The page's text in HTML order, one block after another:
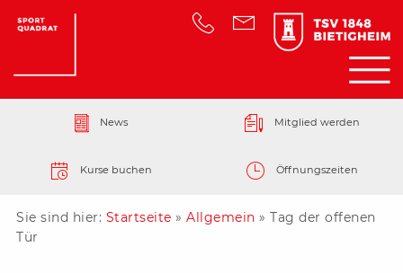
News Mitglied werden
Kurse buchen Öffnungszeiten
Sie sind hier: Startseite » Allgemein » Tag der offenen
Tür